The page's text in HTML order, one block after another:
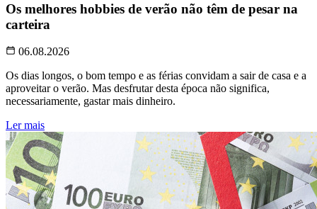
Os melhores hobbies de verão não têm de pesar na
carteira
06.08.2026
Os dias longos, o bom tempo e as férias convidam a sair de casa e a
aproveitar o verão. Mas desfrutar desta época não significa,
necessariamente, gastar mais dinheiro.
Ler mais